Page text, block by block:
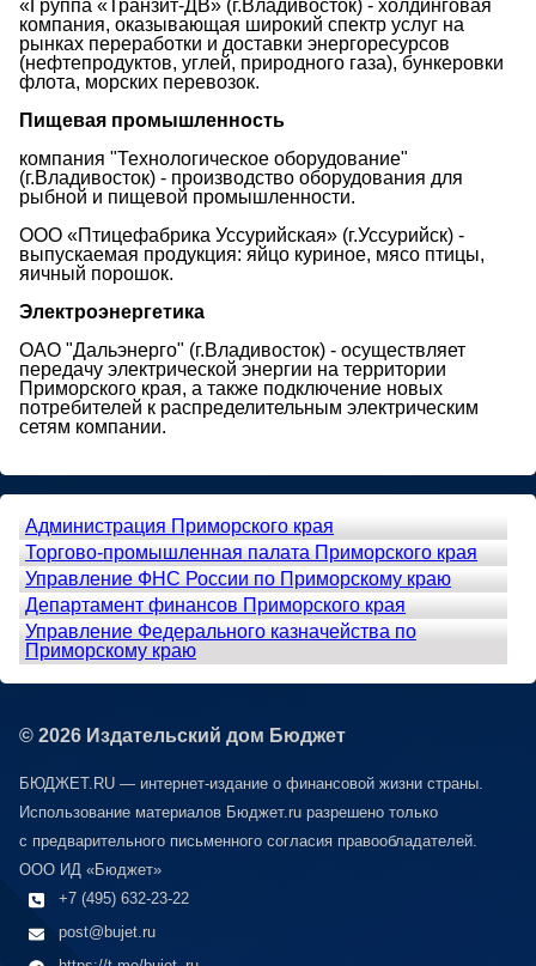
«Группа «Транзит-ДВ» (г.Владивосток) - холдинговая
компания, оказывающая широкий спектр услуг на
рынках переработки и доставки энергоресурсов
(нефтепродуктов, углей, природного газа), бункеровки
флота, морских перевозок.
Пищевая промышленность
компания "Технологическое оборудование"
(г.Владивосток) - производство оборудования для
рыбной и пищевой промышленности.
ООО «Птицефабрика Уссурийская» (г.Уссурийск) -
выпускаемая продукция: яйцо куриное, мясо птицы,
яичный порошок.
Электроэнергетика
ОАО "Дальэнерго" (г.Владивосток) - осуществляет
передачу электрической энергии на территории
Приморского края, а также подключение новых
потребителей к распределительным электрическим
сетям компании.
Администрация Приморского края
Торгово-промышленная палата Приморского края
Управление ФНС России по Приморскому краю
Департамент финансов Приморского края
Управление Федерального казначейства по
Приморскому краю
© 2026 Издательский дом Бюджет
БЮДЖЕТ.RU — интернет-издание о финансовой жизни страны.
Использование материалов Бюджет.ru разрешено только
с предварительного письменного согласия правообладателей.
ООО ИД «Бюджет»
+7 (495) 632-23-22
post@bujet.ru